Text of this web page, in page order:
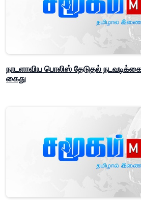
நாடளாவிய பொலிஸ் தேடுதல்
கைது